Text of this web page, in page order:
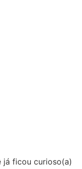
já ficou curioso(a)